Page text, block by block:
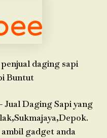
daging sapi
Buntut
Jual Daging Sapi yang
gadget anda